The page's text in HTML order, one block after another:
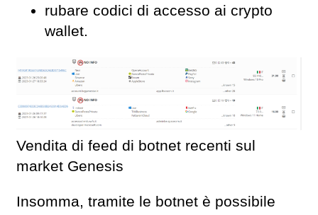
rubare codici di accesso ai crypto
wallet.
Vendita di feed di botnet recenti sul
market Genesis
Insomma, tramite le botnet è possibile